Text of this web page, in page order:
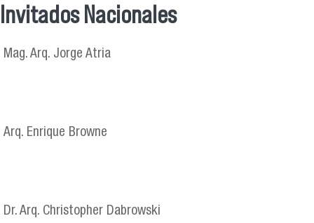
Invitados Nacionales
Mag. Arq. Jorge Atria
Arq. Enrique Browne
Dr. Arq. Christopher Dabrowski